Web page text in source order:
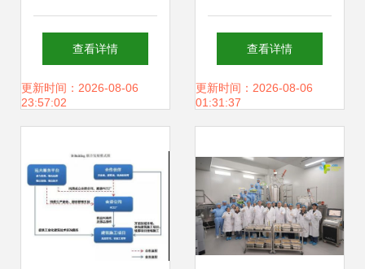
状与精彩案例解析
技术咨询与服务的
查看详情
更新时间：2026-08-06
23:57:02
计划 30席免费名
额，助力企业技术
查看详情
更新时间：2026-08-06
01:31:37